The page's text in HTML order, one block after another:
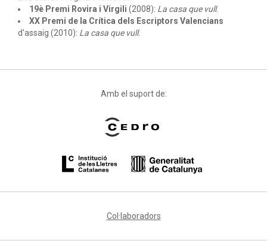
19è Premi Rovira i Virgili (2008): La casa que vull.
XX Premi de la Crítica dels Escriptors Valencians
d'assaig (2010): La casa que vull.
Amb el suport de:
Col·laboradors